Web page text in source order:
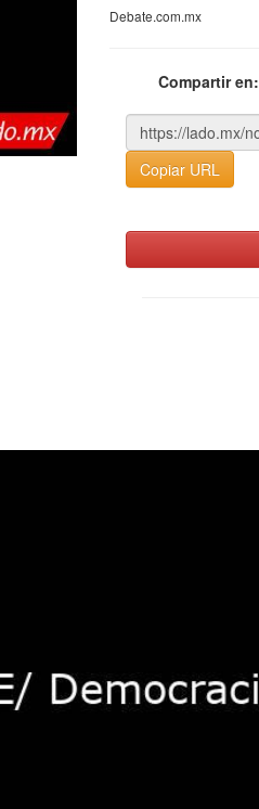
Debate.com.mx
Compartir en:
Copiar URL